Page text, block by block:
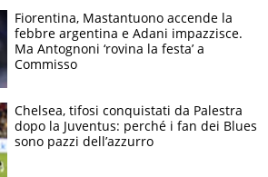
Fiorentina, Mastantuono accende la
febbre argentina e Adani impazzisce.
Ma Antognoni ‘rovina la festa’ a
Commisso
Chelsea, tifosi conquistati da Palestra
dopo la Juventus: perché i fan dei Blues
sono pazzi dell’azzurro